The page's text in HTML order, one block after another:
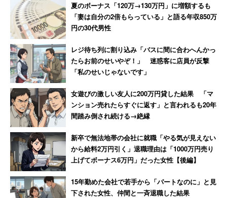
とが仕事の採用担当者は、そういう神をも恐れぬ行為をし
ていることを忘れてはいけないと思います。手を汚さずに
採用担当者でいることなどできないのです。
このような状況の中、採用活動において最も問題なのは
「嘘」であると思います。傷つき傷つけられることは避け
られないのですから、それ自体がダメなのではなく「偽り
の善」をよそおうことで、自ら為した相手の傷に目をつぶ
ることこそが罪悪なのです。自ら下した行為で人が傷つい
ていく事実に目をそむけてはいけません。
建前ではない本音を告げること
夏のボーナス「120万→130万円」に増額するも
「妻は自分の2倍もらっている」と語る年収850万
円の30代男性
レジ待ち列に割り込み「バスに間に合わへんかっ
たらお前のせいやぞ！」 迷惑客に店員が反撃
「私のせいじゃないです」
女遊びの激しい友人に200万円貸した結果 「マ
ンション売れたらすぐに返す」と言われるも20年
間踏み倒され続ける→絶縁
新卒で無法地帯の会社に就職「やる気が見えない
から給料2万円引く」退職理由は「1000万円売り
上げてボーナス6万円」だった女性【後編】
15年勤めた会社で若手から「パートなのに」と見
下された女性、仲間と一斉退職した結果